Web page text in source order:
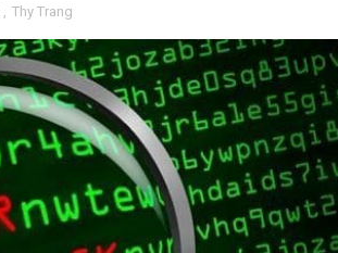
, Thy Trang